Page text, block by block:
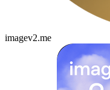
imagev2.me